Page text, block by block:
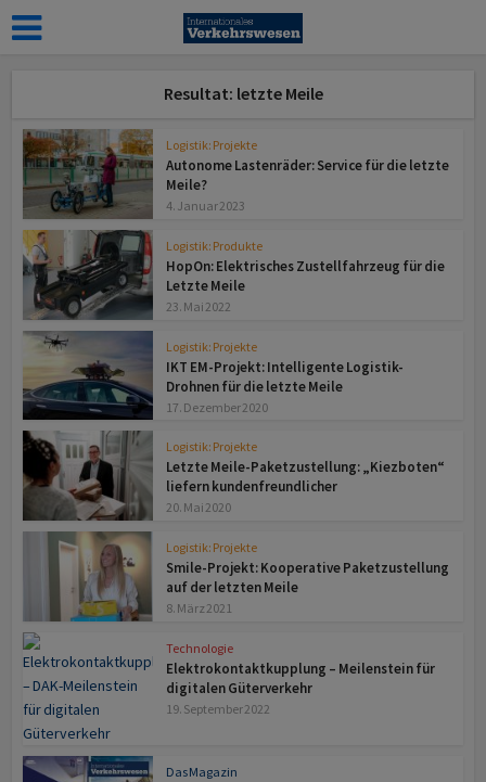
Resultat: letzte Meile
Logistik: Projekte
Autonome Lastenräder: Service für die letzte
Meile?
4. Januar 2023
Logistik: Produkte
HopOn: Elektrisches Zustellfahrzeug für die
Letzte Meile
23. Mai 2022
Logistik: Projekte
IKT EM-Projekt: Intelligente Logistik-
Drohnen für die letzte Meile
17. Dezember 2020
Logistik: Projekte
Letzte Meile-Paketzustellung: „Kiezboten“
liefern kundenfreundlicher
20. Mai 2020
Logistik: Projekte
Smile-Projekt: Kooperative Paketzustellung
auf der letzten Meile
8. März 2021
Technologie
Elektrokontaktkupplung – Meilenstein für
digitalen Güterverkehr
19. September 2022
Das Magazin